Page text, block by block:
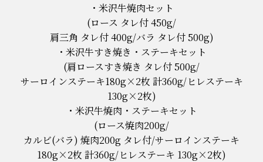
米沢牛焼肉セット
(ロース タレ付 450g/
肩三角 タレ付 400g/バラ タレ付 500g)
米沢牛すき焼き・ステーキセット
(肩ロースすき焼き タレ付 500g/
サーロインステーキ180g×2枚 計360g/ヒレステーキ
130g×2枚)
米沢牛焼肉・ステーキセット
(ロース焼肉200g/
カルビ(バラ) 焼肉200g タレ付/サーロインステーキ
180g×2枚 計360g/ヒレステーキ 130g×2枚)